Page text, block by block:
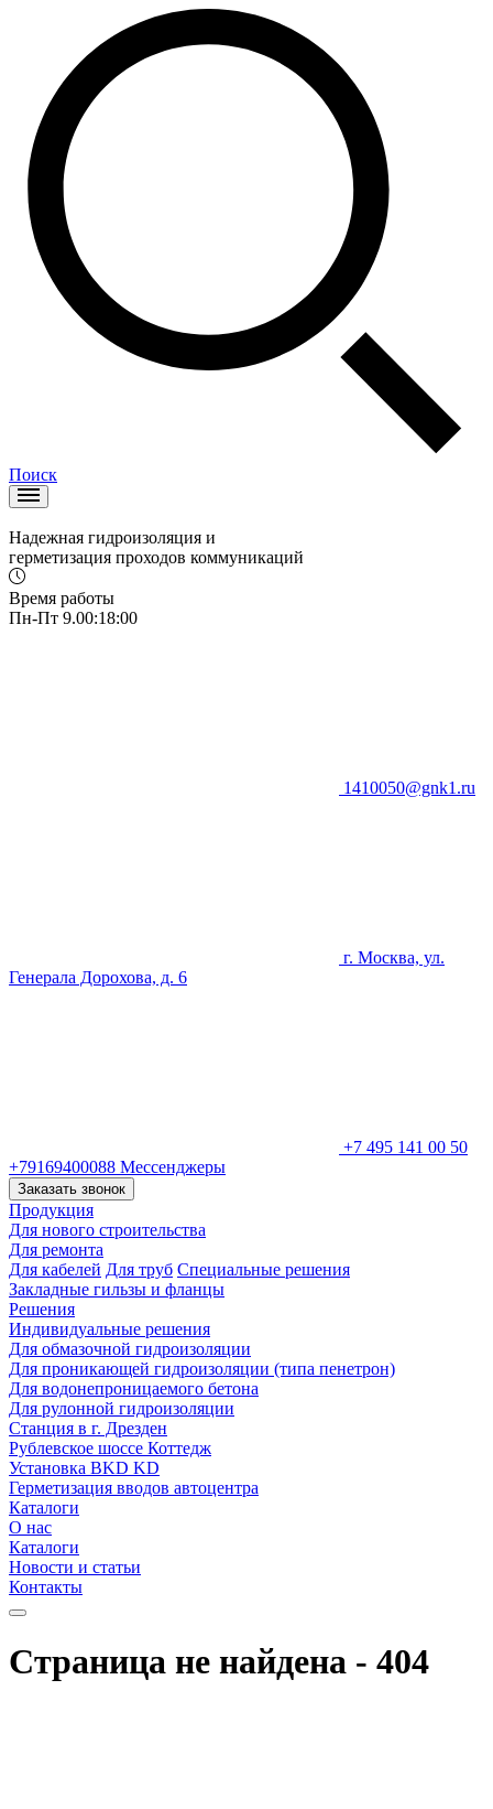
Поиск
Надежная гидроизоляция и
герметизация проходов коммуникаций
Время работы
Пн-Пт 9.00:18:00
1410050@gnk1.ru
г. Москва, ул.
Генерала Дорохова, д. 6
+7 495 141 00 50
+79169400088 Мессенджеры
Заказать звонок
Продукция
Для нового строительства
Для ремонта
Для кабелей Для труб Специальные решения
Закладные гильзы и фланцы
Решения
Индивидуальные решения
Для обмазочной гидроизоляции
Для проникающей гидроизоляции (типа пенетрон)
Для водонепроницаемого бетона
Для рулонной гидроизоляции
Станция в г. Дрезден
Рублевское шоссе Коттедж
Установка BKD KD
Герметизация вводов автоцентра
Каталоги
О нас
Каталоги
Новости и статьи
Контакты
Страница не найдена - 404